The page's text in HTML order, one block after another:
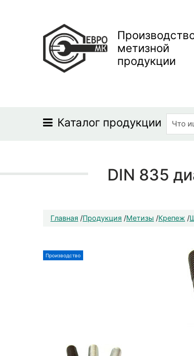
метизной
продукции
Каталог продукции
DIN 835
Главная /Продукция /Метизы /Крепеж /
Производство